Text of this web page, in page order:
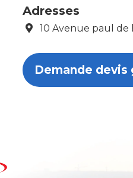
Adresses
10 Avenue paul de
Demande devis